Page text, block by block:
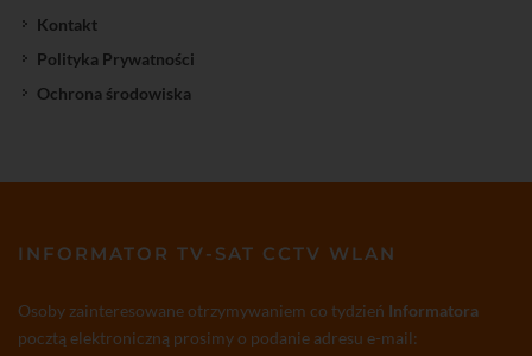
Kontakt
Polityka Prywatności
Ochrona środowiska
INFORMATOR TV-SAT CCTV WLAN
Osoby zainteresowane otrzymywaniem co tydzień Informatora
pocztą elektroniczną prosimy o podanie adresu e-mail: